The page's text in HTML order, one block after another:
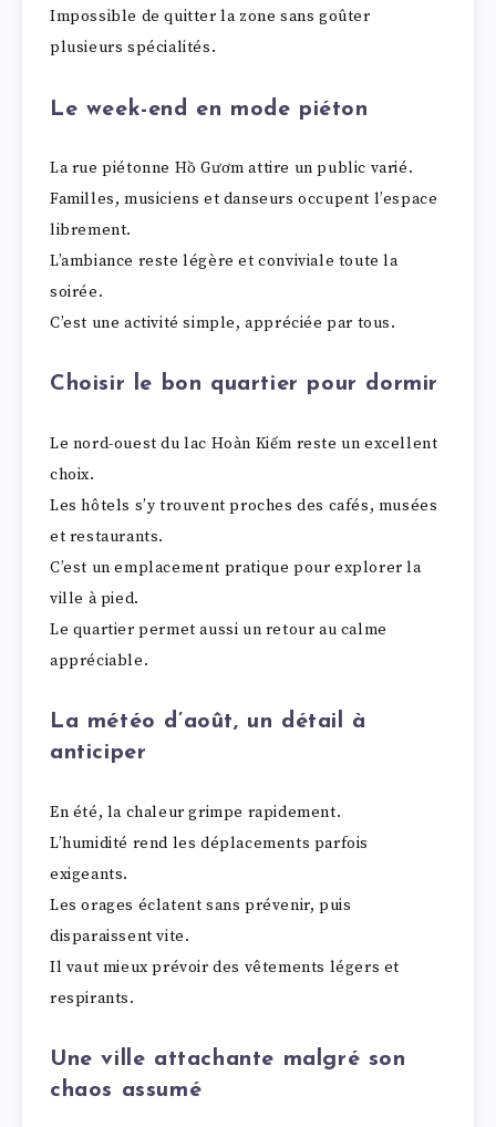
Impossible de quitter la zone sans goûter
plusieurs spécialités.
Le week-end en mode piéton
La rue piétonne Hồ Gươm attire un public varié.
Familles, musiciens et danseurs occupent l’espace
librement.
L’ambiance reste légère et conviviale toute la
soirée.
C’est une activité simple, appréciée par tous.
Choisir le bon quartier pour dormir
Le nord-ouest du lac Hoàn Kiếm reste un excellent
choix.
Les hôtels s’y trouvent proches des cafés, musées
et restaurants.
C’est un emplacement pratique pour explorer la
ville à pied.
Le quartier permet aussi un retour au calme
appréciable.
La météo d’août, un détail à
anticiper
En été, la chaleur grimpe rapidement.
L’humidité rend les déplacements parfois
exigeants.
Les orages éclatent sans prévenir, puis
disparaissent vite.
Il vaut mieux prévoir des vêtements légers et
respirants.
Une ville attachante malgré son
chaos assumé